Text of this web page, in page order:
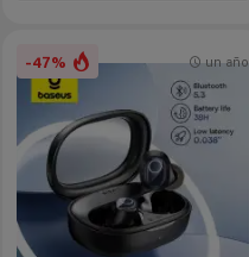
-47% un año